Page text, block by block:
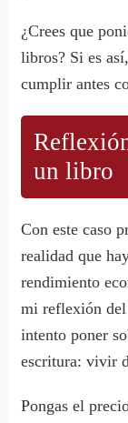
¿Crees que
libros? Si es
cumplir antes
un libro
Con este caso
realidad que
rendimiento
mi reflexión
intento poner
escritura: vivir
Pongas el